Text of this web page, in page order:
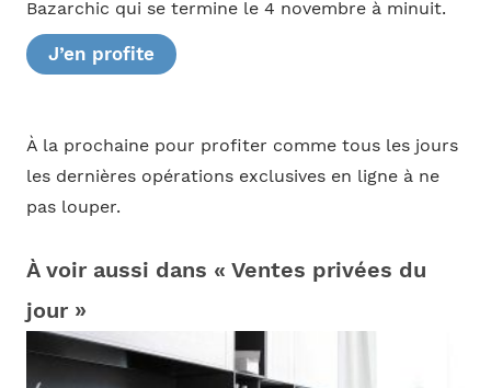
Bazarchic qui se termine le 4 novembre à minuit.
J’en profite
À la prochaine pour profiter comme tous les jours
les dernières opérations exclusives en ligne à ne
pas louper.
À voir aussi dans « Ventes privées du
jour »